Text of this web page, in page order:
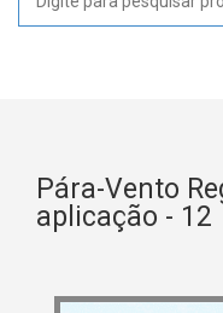
Pára-Vento
aplicação - 12